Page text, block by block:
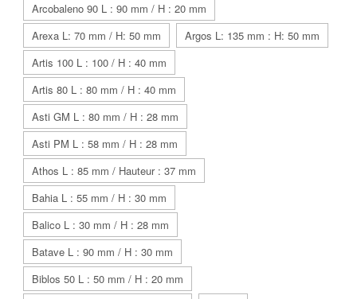
Arcobaleno 90 L : 90 mm / H : 20 mm
Arexa L: 70 mm / H: 50 mm
Argos L: 135 mm : H: 50 mm
Artis 100 L : 100 / H : 40 mm
Artis 80 L : 80 mm / H : 40 mm
Asti GM L : 80 mm / H : 28 mm
Asti PM L : 58 mm / H : 28 mm
Athos L : 85 mm / Hauteur : 37 mm
Bahia L : 55 mm / H : 30 mm
Balico L : 30 mm / H : 28 mm
Batave L : 90 mm / H : 30 mm
Biblos 50 L : 50 mm / H : 20 mm